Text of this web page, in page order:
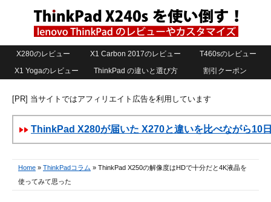
X280のレビュー X1 Carbon 2017のレビュー
T460sのレビュー
X1 Yogaのレビュー
ThinkPad の違いと選び方 割引クーポン
[PR] 当サイトではアフィリエイト広告を利用しています
ThinkPad X280が届いた X270と違いを比べながら10
Home » ThinkPadコラム » ThinkPad X250の解像度はHDで十分だと4K液晶を
使ってみて思った